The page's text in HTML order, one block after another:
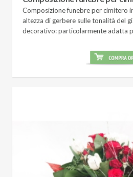
Composizione funebre per cimitero
altezza di gerbere sulle tonalità del
decorativo: particolarmente adatta